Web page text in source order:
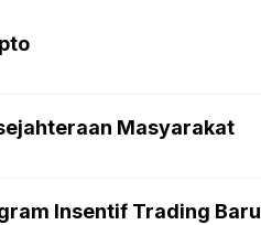
Masyarakat
Insentif Trading Baru